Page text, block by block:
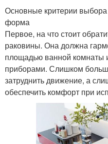
Основные критерии
форма
Первое, на что стоит
раковины. Она должна
площадью ванной комнаты
приборами. Слишком
затруднить движение, а
обеспечить комфорт при